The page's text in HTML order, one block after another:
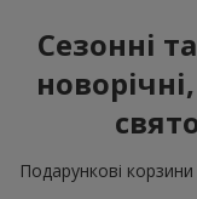
Сезонні
Подарункові